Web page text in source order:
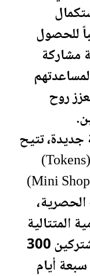
من (11) لاعباً للحصول
مشاركة
روح
جديدة، تتيح
للمشاركين جمع النقاط الرقمية (Tokens)
واستبدالها عبر المتجر المصغر (Mini Shop)
المتتالية
(Daily Streak)، التي تمنح المشتركين 300
أيام